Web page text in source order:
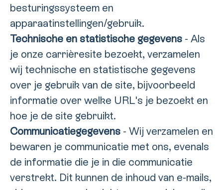
besturingssysteem en
apparaatinstellingen/gebruik.
Technische en statistische gegevens - Als
je onze carrièresite bezoekt, verzamelen
wij technische en statistische gegevens
over je gebruik van de site, bijvoorbeeld
informatie over welke URL's je bezoekt en
hoe je de site gebruikt.
Communicatiegegevens - Wij verzamelen en
bewaren je communicatie met ons, evenals
de informatie die je in die communicatie
verstrekt. Dit kunnen de inhoud van e-mails,